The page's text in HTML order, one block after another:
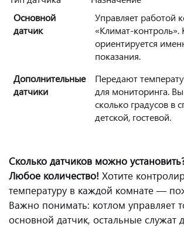
Основной
датчик
Управляет работой
«Климат-контроль».
ориентируется
показания.
Дополнительные
датчики
Передают
для мониторинга.
сколько градусов в
детской, гостевой.
Сколько датчиков можно
Любое количество! Хотите
температуру в каждой комнате —
Важно понимать: котлом управляет
основной датчик, остальные служат